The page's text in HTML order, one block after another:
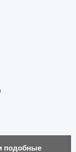
подобные